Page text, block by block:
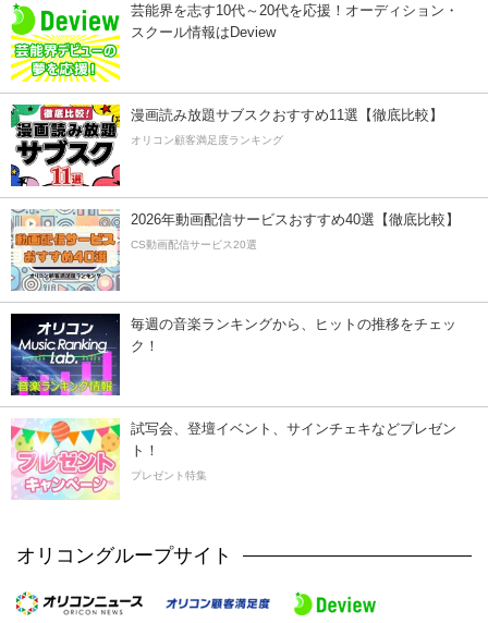
芸能界を志す10代～20代を応援！オーディション・
スクール情報はDeview
漫画読み放題サブスクおすすめ11選【徹底比較】
オリコン顧客満足度ランキング
2026年動画配信サービスおすすめ40選【徹底比較】
CS動画配信サービス20選
毎週の音楽ランキングから、ヒットの推移をチェッ
ク！
試写会、登壇イベント、サインチェキなどプレゼン
ト！
プレゼント特集
オリコングループサイト